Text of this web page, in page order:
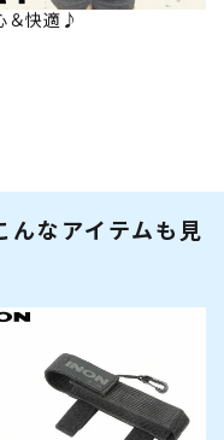
＆快適♪
んなアイテムも見